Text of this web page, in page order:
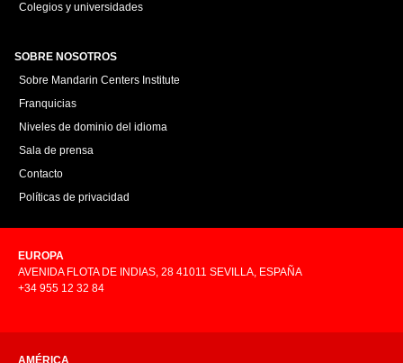
Colegios y universidades
SOBRE NOSOTROS
Sobre Mandarin Centers Institute
Franquicias
Niveles de dominio del idioma
Sala de prensa
Contacto
Políticas de privacidad
EUROPA
AVENIDA FLOTA DE INDIAS, 28 41011 SEVILLA, ESPAÑA
+34 955 12 32 84